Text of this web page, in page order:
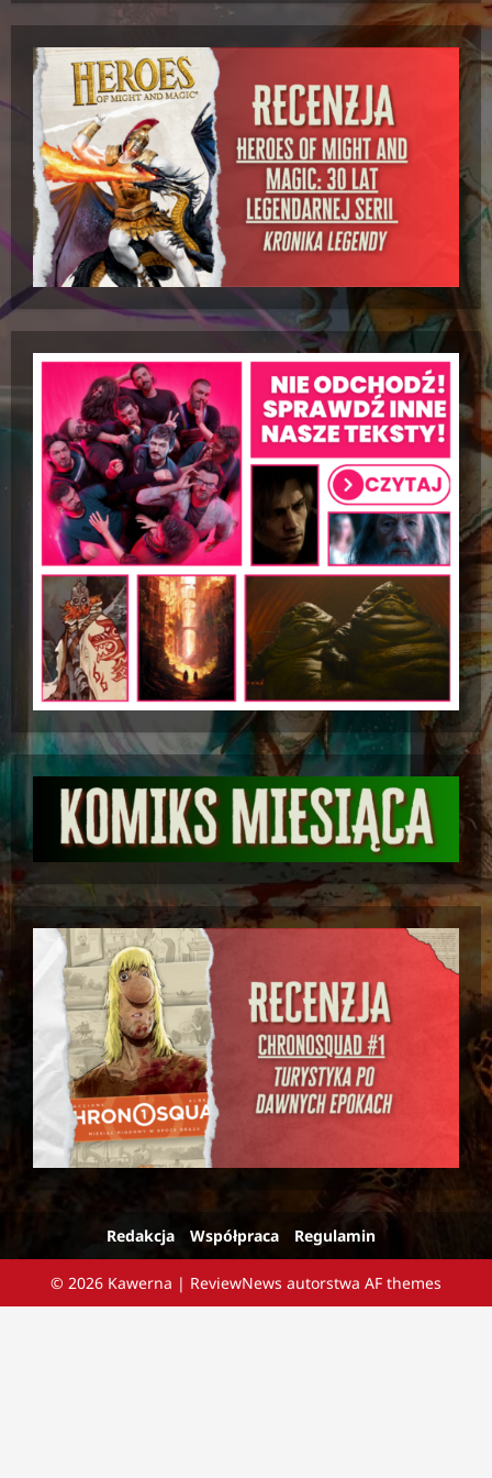
Redakcja Współpraca Regulamin
© 2026 Kawerna | ReviewNews autorstwa AF themes